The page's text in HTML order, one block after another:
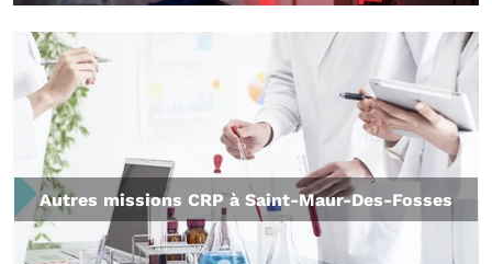
Autres missions CRP à Saint-Maur-Des-Fosses